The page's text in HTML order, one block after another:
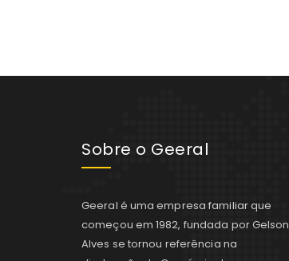
Sobre o Geeral
Geeral é uma empresa familiar que
começou em 1982, fundada por Gelson
Alves se tornou referência na